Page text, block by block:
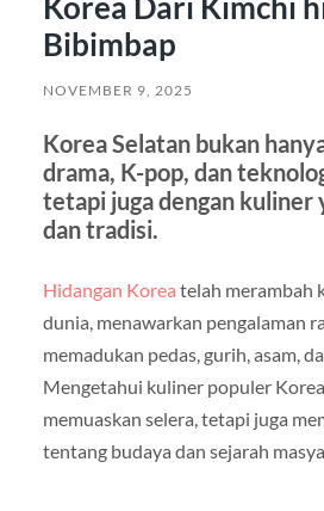
Bibimbap
NOVEMBER 9, 2025
Korea Selatan bukan
drama, K-pop, dan
tetapi juga dengan kuliner
dan tradisi.
Hidangan Korea telah merambah
dunia, menawarkan pengalaman
memadukan pedas, gurih, asam,
Mengetahui kuliner populer
memuaskan selera, tetapi juga
tentang budaya dan sejarah